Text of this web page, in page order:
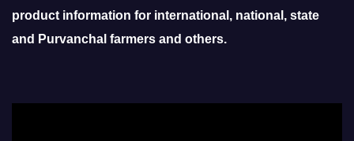
product information for international, national, state
and Purvanchal farmers and others.